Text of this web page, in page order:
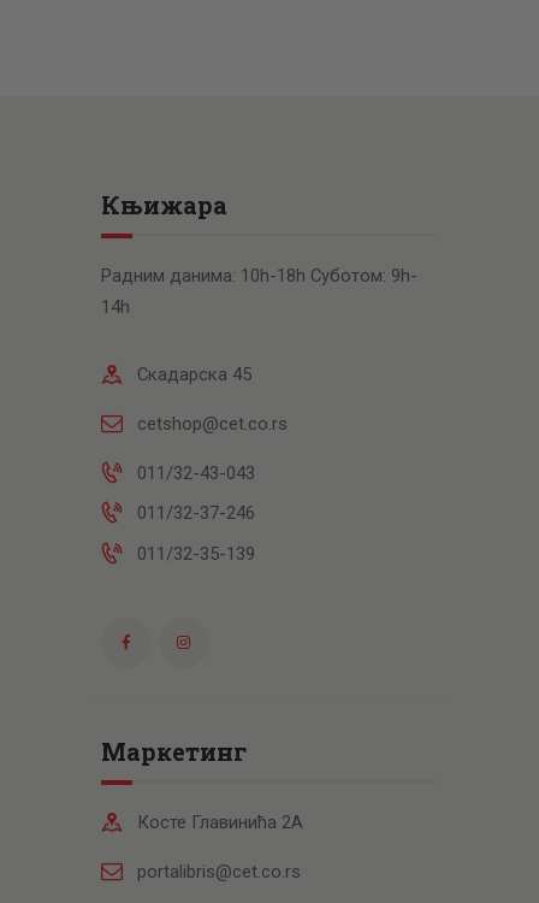
Књижара
Радним данима: 10h-18h Суботом: 9h-
14h
Скадарска 45
cetshop@cet.co.rs
011/32-43-043
011/32-37-246
011/32-35-139
Маркетинг
Косте Главинића 2А
portalibris@cet.co.rs